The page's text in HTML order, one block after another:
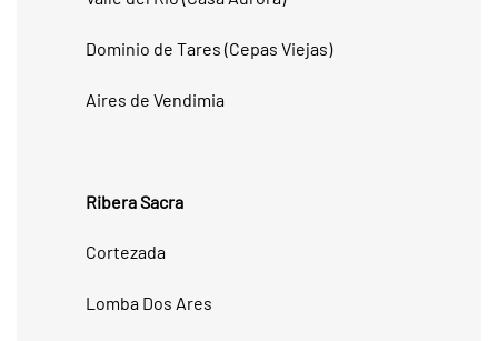
Dominio de Tares (Cepas Viejas)
Aires de Vendimia
Ribera Sacra
Cortezada
Lomba Dos Ares